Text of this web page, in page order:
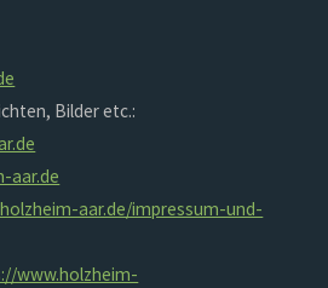
Bilder etc.:
aar.de
aar.de/impressum-und-
www.holzheim-